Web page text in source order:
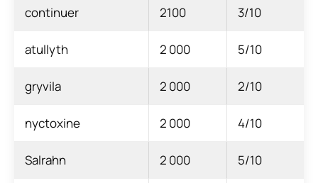
continuer 2100 3/10
atullyth 2 000 5/10
gryvila 2 000 2/10
nyctoxine 2 000 4/10
Salrahn 2 000 5/10